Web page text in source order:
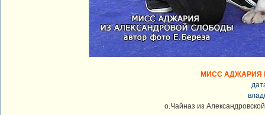
МИСС АДЖАРИЯ
о.Чайназ из